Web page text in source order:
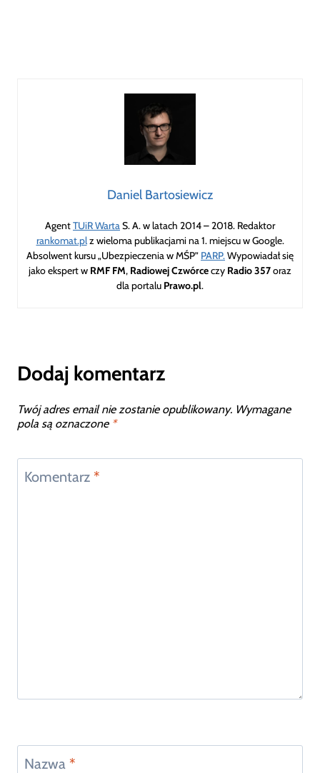
Daniel Bartosiewicz
AgentTUiR WartaS. A. w latach 2014 – 2018. Redaktor
rankomat.plz wieloma publikacjami na 1. miejscu w Google.
Absolwent kursu „Ubezpieczenia w MŚP” PARP.Wypowiadał się
jako ekspert w RMF FM, Radiowej Czwórceczy Radio 357oraz
dla portalu Prawo.pl.
Dodaj komentarz
Twój adres email nie zostanie opublikowany. Wymagane
pola są oznaczone *
Komentarz *
Nazwa *